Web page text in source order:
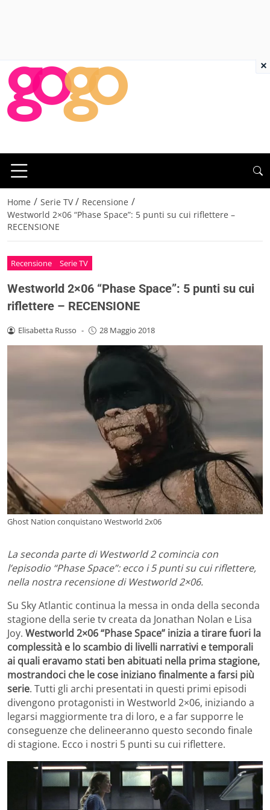
Home / Serie TV / Recensione /
Westworld 2×06 “Phase Space”: 5 punti su cui riflettere –
RECENSIONE
Recensione Serie TV
Westworld 2×06 “Phase Space”: 5 punti su cui
riflettere – RECENSIONE
Elisabetta Russo - 28 Maggio 2018
Ghost Nation conquistano Westworld 2x06
La seconda parte di Westworld 2 comincia con
l’episodio “Phase Space”: ecco i 5 punti su cui riflettere,
nella nostra recensione di Westworld 2×06.
Su Sky Atlantic continua la messa in onda della seconda
stagione della serie tv creata da Jonathan Nolan e Lisa
Joy. Westworld 2×06 “Phase Space” inizia a tirare fuori la
complessità e lo scambio di livelli narrativi e temporali
ai quali eravamo stati ben abituati nella prima stagione,
mostrandoci che le cose iniziano finalmente a farsi più
serie. Tutti gli archi presentati in questi primi episodi
divengono protagonisti in Westworld 2×06, iniziando a
legarsi maggiormente tra di loro, e a far supporre le
conseguenze che delineeranno questo secondo finale
di stagione. Ecco i nostri 5 punti su cui riflettere.
×